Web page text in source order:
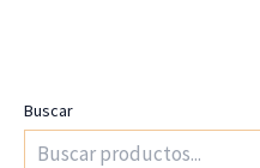
Buscar